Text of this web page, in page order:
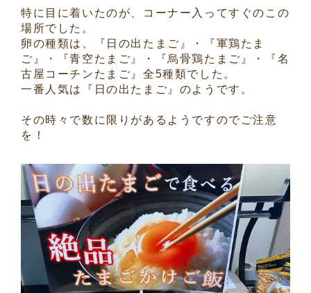
特に目に着いたのが、コーナー入ってすぐのこの
場所でした。
卵の種類は、『日の出たまご』・『軍鶏たま
ご』・『青空たまご』・『烏骨鶏たまご』・『名
古屋コーチンたまご』全5種類でした。
一番人気は『日の出たまご』のようです。
その時々で数に限りがあるようですのでご注意
を！